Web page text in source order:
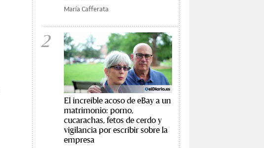
María Cafferata
2
El increíble acoso de eBay a un
matrimonio: porno,
cucarachas, fetos de cerdo y
vigilancia por escribir sobre la
empresa